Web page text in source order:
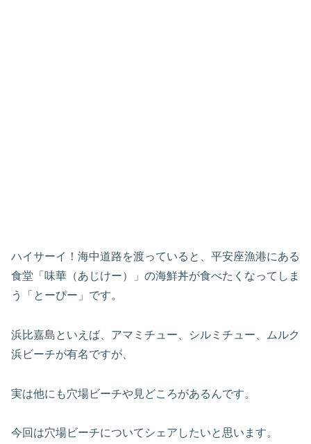
ハイサーイ！海中道路を渡っていると、平安座漁港にある
食堂「味華（あじけー）」の海鮮丼が食べたくなってしま
う「とーぴー」です。
浜比嘉島といえば、アマミチュー、シルミチュー、ムルク
浜ビーチが有名ですが、
実は他にも穴場ビーチや見どころがあるんです。
今回は穴場ビーチについてシェアしたいと思います。